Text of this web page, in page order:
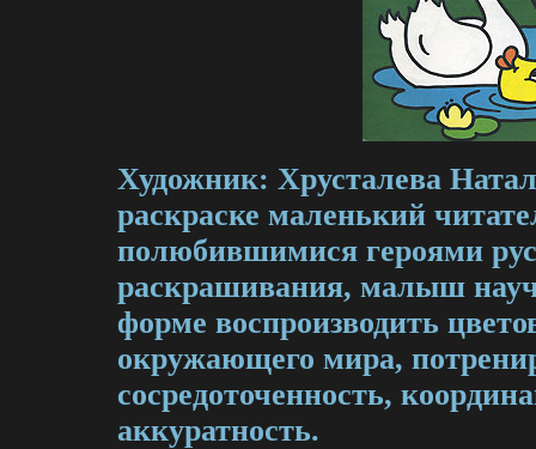
Художник: Хрусталева
раскраске маленький
полюбившимися героями
раскрашивания, малыш
форме воспроизводить
окружающего мира,
сосредоточенность,
аккуратность.